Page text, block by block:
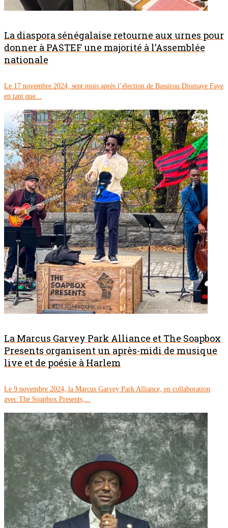
La diaspora sénégalaise retourne aux urnes pour
donner à PASTEF une majorité à l’Assemblée
nationale
Le 17 novembre 2024, sept mois après l’élection de Bassirou Diomaye Faye
en tant que...
La Marcus Garvey Park Alliance et The Soapbox
Presents organisent un après-midi de musique
live et de poésie à Harlem
Le 9 novembre 2024, la Marcus Garvey Park Alliance, en collaboration
avec The Soapbox Presents,...